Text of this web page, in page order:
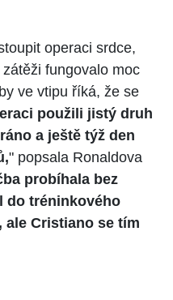
operaci srdce,
fungovalo moc
ve vtipu říká, že se
použili jistý druh
a ještě týž den
" popsala Ronaldova
probíhala bez
do tréninkového
ale Cristiano se tím